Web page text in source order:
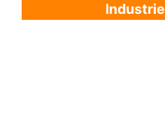
Industrie